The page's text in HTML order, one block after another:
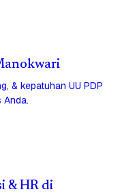
& kepatuhan UU PDP
& HR di